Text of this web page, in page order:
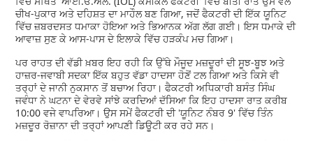
ਚੀਖ-ਪੁਕਾਰ ਅਤੇ ਦਹਿਸ਼ਤ ਦਾ ਮਾਹੌਲ ਬਣ ਗਿਆ, ਜਦੋਂ ਫੈਕਟਰੀ ਦੀ ਇੱਕ ਯੂਨਿਟ
ਵਿੱਚ ਜ਼ਬਰਦਸਤ ਧਮਾਕਾ ਹੋਇਆ ਅਤੇ ਭਿਆਨਕ ਅੱਗ ਲੱਗ ਗਈ। ਇਸ ਧਮਾਕੇ ਦੀ
ਆਵਾਜ਼ ਸੁਣ ਕੇ ਆਸ-ਪਾਸ ਦੇ ਇਲਾਕੇ ਵਿੱਚ ਹੜਕੰਪ ਮਚ ਗਿਆ।
ਪਰ ਰਾਹਤ ਦੀ ਵੱਡੀ ਖ਼ਬਰ ਇਹ ਰਹੀ ਕਿ ਉੱਥੇ ਮੌਜੂਦ ਮਜ਼ਦੂਰਾਂ ਦੀ ਸੂਝ-ਬੂਝ ਅਤੇ
ਹਾਜ਼ਰ-ਜਵਾਬੀ ਸਦਕਾ ਇੱਕ ਬਹੁਤ ਵੱਡਾ ਹਾਦਸਾ ਹੋਣੋਂ ਟਲ ਗਿਆ ਅਤੇ ਕਿਸੇ ਵੀ
ਤਰ੍ਹਾਂ ਦੇ ਜਾਨੀ ਨੁਕਸਾਨ ਤੋਂ ਬਚਾਅ ਰਿਹਾ। ਫੈਕਟਰੀ ਅਧਿਕਾਰੀ ਬਸੰਤ ਸਿੰਘ
ਜਵੰਧਾ ਨੇ ਘਟਨਾ ਦੇ ਵੇਰਵੇ ਸਾਂਝੇ ਕਰਦਿਆਂ ਦੱਸਿਆ ਕਿ ਇਹ ਹਾਦਸਾ ਰਾਤ ਕਰੀਬ
10:00 ਵਜੇ ਵਾਪਰਿਆ। ਉਸ ਸਮੇਂ ਫੈਕਟਰੀ ਦੀ 'ਯੂਨਿਟ ਨੰਬਰ 9' ਵਿੱਚ ਤਿੰਨ
ਮਜ਼ਦੂਰ ਰੋਜ਼ਾਨਾ ਦੀ ਤਰ੍ਹਾਂ ਆਪਣੀ ਡਿਊਟੀ ਕਰ ਰਹੇ ਸਨ।